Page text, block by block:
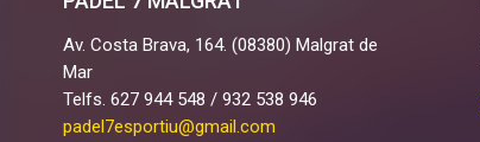
Av. Costa Brava, 164. (08380) Malgrat de
Mar
Telfs. 627 944 548 / 932 538 946
padel7esportiu@gmail.com